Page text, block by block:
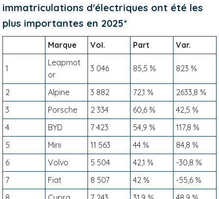
immatriculations d'électriques ont été les
plus importantes en 2025*
Marque Vol. Part Var.
1
Leapmot
or
3 046 85,5 % 823 %
2 Alpine 3 882 72,1 %
2633,8 %
3
Porsche 2 334 60,6 %
42,5 %
4
BYD 7 423 54,9 %
117,8 %
5
Mini 11 563 44 %
84,8 %
6
Volvo 5 504 42,1 %
-30,8 %
7
Fiat 8 507 42 %
-55,6 %